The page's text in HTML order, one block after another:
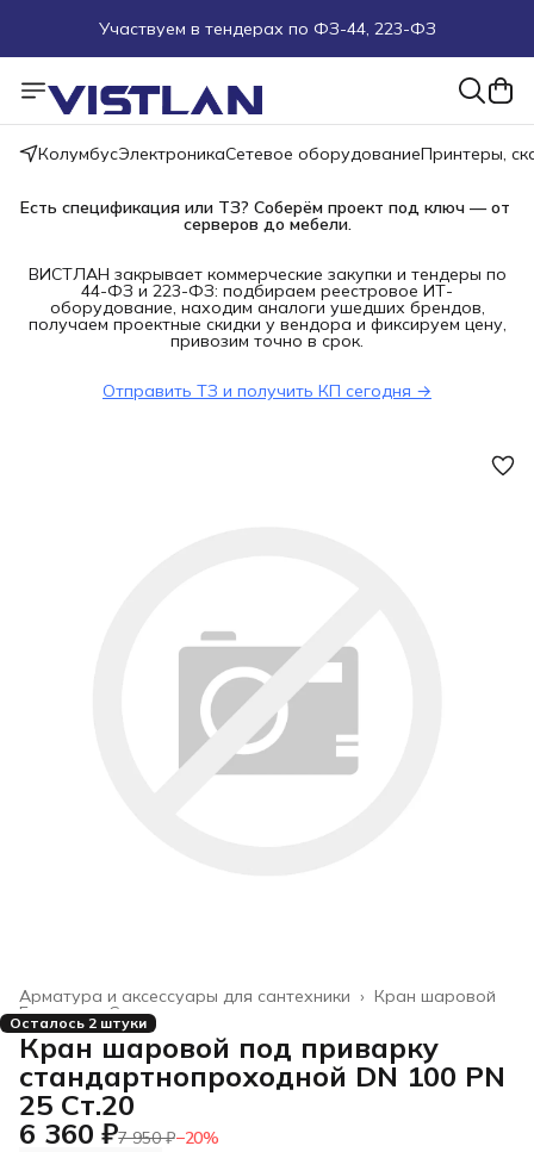
Участвуем в тендерах по ФЗ-44, 223-ФЗ
Поможем подобрать оборудование под ТЗ
Пришлите запрос на e-mail или в чат
КолумбусЭлектроникаСетевое оборудованиеПринтеры,
Есть спецификация или ТЗ? Соберём проект под ключ — от
серверов до мебели.
ВИСТЛАН закрывает коммерческие закупки и тендеры по
44-ФЗ и 223-ФЗ: подбираем реестровое ИТ-
оборудование, находим аналоги ушедших брендов,
получаем проектные скидки у вендора и фиксируем цену,
привозим точно в срок.
Отправить ТЗ и получить КП сегодня →
Кран шаровой
Арматура и аксессуары для сантехники ›
Строительство и ремонт
Главная ›
Осталось 2 штуки
Кран шаровой под приварку
стандартнопроходной DN 100 PN
25 Ст.20
6 360 ₽7 950 ₽−20%